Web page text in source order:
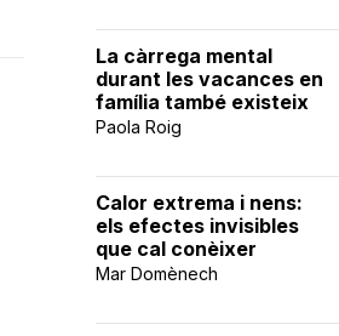
La càrrega mental
durant les vacances en
família també existeix
Paola Roig
Calor extrema i nens:
els efectes invisibles
que cal conèixer
Mar Domènech